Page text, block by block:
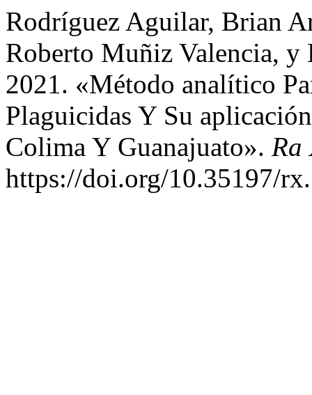
Rodríguez Aguilar, Brian
Roberto Muñiz Valencia, y
2021. «Método analítico
Plaguicidas Y Su
Colima Y Guanajuato». Ra
https://doi.org/10.35197/